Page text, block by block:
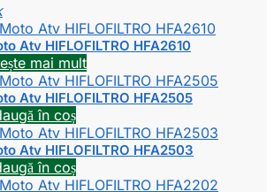
Atv HIFLOFILTRO HFA2610
mai mult
Atv HIFLOFILTRO HFA2505
în coș
Atv HIFLOFILTRO HFA2503
în coș